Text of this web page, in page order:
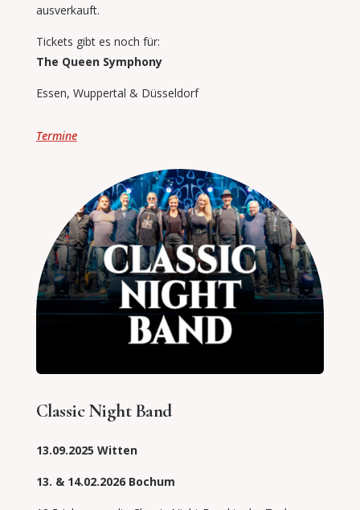
ausverkauft.
Tickets gibt es noch für:
The Queen Symphony
Essen, Wuppertal & Düsseldorf
Termine
Classic Night Band
13.09.2025 Witten
13. & 14.02.2026 Bochum